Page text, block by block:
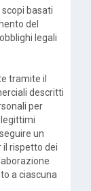
basati
del
legali
tramite il
descritti
per
un
il rispetto dei
a ciascuna